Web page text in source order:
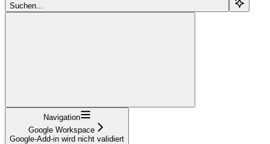
Suchen...
Navigation
Google Workspace
Google-Add-in wird nicht validiert